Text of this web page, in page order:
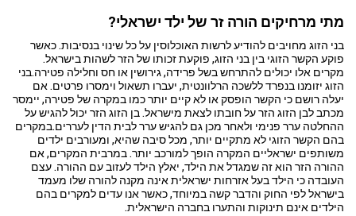
מתי מרחיקים הורה זר של ילד ישראלי?
בני הזוג מחויבים להודיע לרשות האוכלוסין על כל שינוי בנסיבות. כאשר
פוקע הקשר הזוגי בין בני הזוג, פוקעת זכותו של הזר לשהות בישראל.
מקרים אלו יכולים להתרחש בשל פרידה, גירושין או חס וחלילה פטירה.בני
הזוג יזומנו בנפרד ללשכה הרלוונטית, יעברו תשאול וימסרו פרטים. אם
יעלה רושם כי הקשר הופסק או לא קיים יותר כמו במקרה של פטירה, יימסר
מכתב לבן הזוג הזר על חובתו לצאת מישראל. בן הזוג הזר יכול להגיש על
ההחלטה ערר פנימי ולאחר מכן גם להגיש ערר לבית הדין לעררים.במקרים
בהם הקשר הזוגי לא מתקיים יותר, מכל סיבה שהיא, ומעורבים ילדים
משותפים ישראליים המקרה הופך למורכב יותר. במרבית המקרים, אם
ההורה הזר הוא זה שמגדל את הילד, יאלץ הילד לעזוב עם ההורה. עצם
העובדה כי הילד בעל אזרחות ישראלית אינה מקנה להורה שלו מעמד
בישראל לפי החוק והדבר קשה במיוחד, כאשר אנו עדים למקרים בהם
הילדים אינם תינוקות והתערו בחברה הישראלית.